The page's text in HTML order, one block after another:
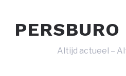
Altijd actueel –